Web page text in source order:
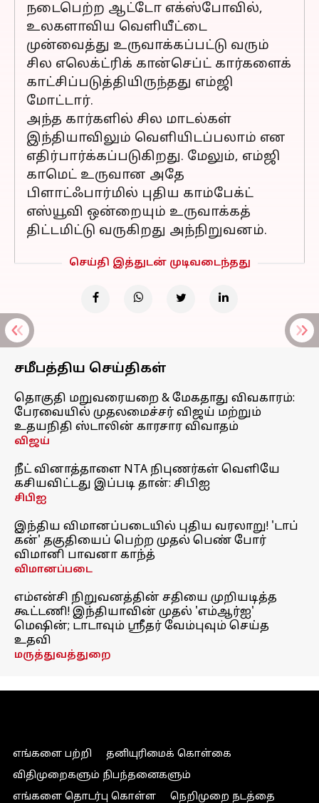
நடைபெற்ற ஆட்டோ எக்ஸ்போவில்,
உலகளாவிய வெளியீட்டை
முன்வைத்து உருவாக்கப்பட்டு வரும்
சில எலெக்ட்ரிக் கான்செப்ட் கார்களைக்
காட்சிப்படுத்தியிருந்தது எம்ஜி
மோட்டார்.
அந்த கார்களில் சில மாடல்கள்
இந்தியாவிலும் வெளியிடப்பலாம் என
எதிர்பார்க்கப்படுகிறது. மேலும், எம்ஜி
காமெட் உருவான அதே
பிளாட்ஃபார்மில் புதிய காம்பேக்ட்
எஸ்யூவி ஒன்றையும் உருவாக்கத்
திட்டமிட்டு வருகிறது அந்நிறுவனம்.
செய்தி இத்துடன் முடிவடைந்தது
சமீபத்திய செய்திகள்
தொகுதி மறுவரையறை & மேகதாது விவகாரம்:
பேரவையில் முதலமைச்சர் விஜய் மற்றும்
உதயநிதி ஸ்டாலின் காரசார விவாதம்
விஜய்
நீட் வினாத்தாளை NTA நிபுணர்கள் வெளியே
கசியவிட்டது இப்படி தான்: சிபிஐ
சிபிஐ
இந்திய விமானப்படையில் புதிய வரலாறு! 'டாப்
கன்' தகுதியைப் பெற்ற முதல் பெண் போர்
விமானி பாவனா காந்த்
விமானப்படை
எம்என்சி நிறுவனத்தின் சதியை முறியடித்த
கூட்டணி! இந்தியாவின் முதல் 'எம்ஆர்ஐ'
மெஷின்; டாடாவும் ஸ்ரீதர் வேம்புவும் செய்த
உதவி
மருத்துவத்துறை
எங்களை பற்றி
தனியுரிமைக் கொள்கை
விதிமுறைகளும் நிபந்தனைகளும்
எங்களை தொடர்பு கொள்ள
நெறிமுறை நடத்தை